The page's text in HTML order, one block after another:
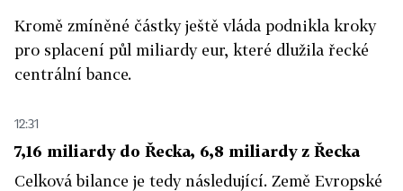
Kromě zmíněné částky ještě vláda podnikla kroky
pro splacení půl miliardy eur, které dlužila řecké
centrální bance.
12:31
7,16 miliardy do Řecka, 6,8 miliardy z Řecka
Celková bilance je tedy následující. Země Evropské